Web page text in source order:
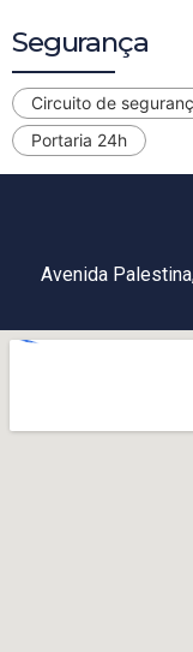
Segurança
Circuito de
Portaria 24h
Avenida